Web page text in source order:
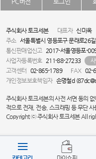
주식회사 토크세븐 대표자 신미옥
주소 서울특별시 영등포구 문래로26
통신판매업신고 2017-서울영등포-
사업자등록번호 211-88-27233
고객센터 02-865-1789 FAX 02-
개인정보보호책임자 손명철d
주식회사 토크세븐의 사전 서면 동의
적으로 전재, 전송, 스크래핑 등 무단 사
Copyright ⓒ 주식회사 토크세븐 All